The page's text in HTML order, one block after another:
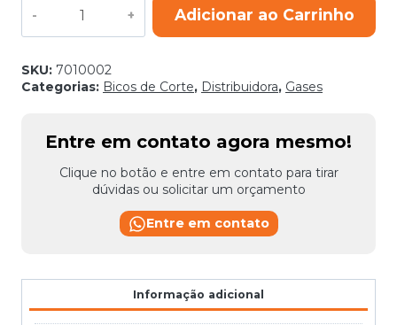
CORTE
ACETILENO
N03
quantidade
Adicionar ao Carrinho
SKU: 7010002
Categorias: Bicos de Corte, Distribuidora, Gases
Entre em contato agora mesmo!
Clique no botão e entre em contato para tirar
dúvidas ou solicitar um orçamento
Entre em contato
Informação adicional